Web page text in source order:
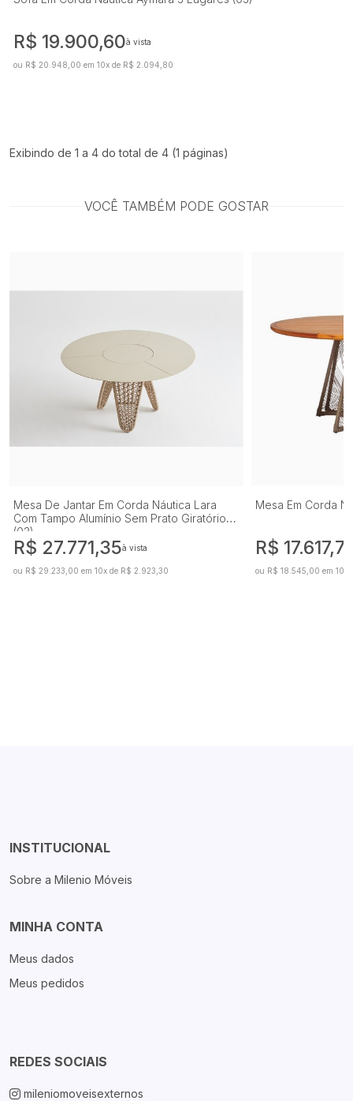
R$ 19.900,60à vista
ou R$ 20.948,00 em 10x de R$ 2.094,80
Exibindo de 1 a 4 do total de 4 (1 páginas)
VOCÊ TAMBÉM PODE GOSTAR
Mesa De Jantar Em Corda Náutica Lara
Com Tampo Alumínio Sem Prato Giratório
(03)
R$ 27.771,35à vista
ou R$ 29.233,00 em 10x de R$ 2.923,30
Mesa Em Corda
R$
ou R$ 18.545,00 em 10x
INSTITUCIONAL
Sobre a Milenio Móveis
MINHA CONTA
Meus dados
Meus pedidos
REDES SOCIAIS
mileniomoveisexternos